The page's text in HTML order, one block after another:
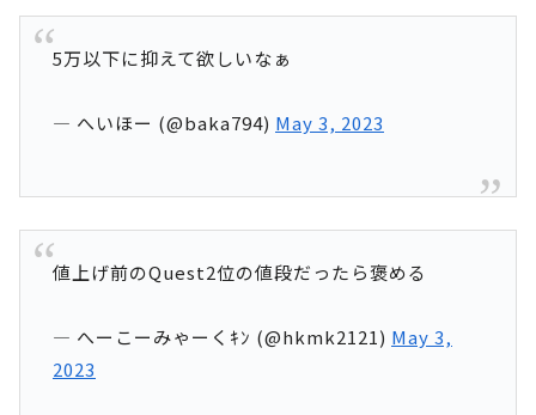
5万以下に抑えて欲しいなぁ
— へいほー (@baka794) May 3, 2023
値上げ前のQuest2位の値段だったら褒める
— へーこーみゃーくｷﾝ (@hkmk2121) May 3,
2023